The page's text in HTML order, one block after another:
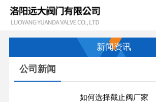
新闻资讯
公司新闻
如何选择截止阀厂家